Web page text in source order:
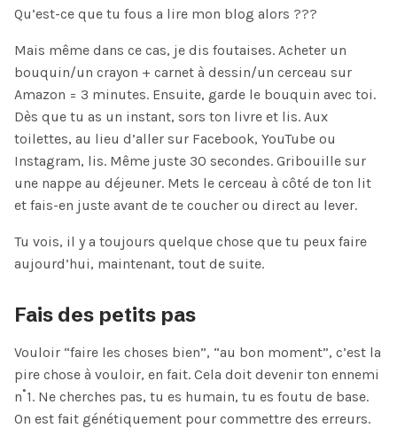
Qu’est-ce que tu fous a lire mon blog alors ???
Mais même dans ce cas, je dis foutaises. Acheter un
bouquin/un crayon + carnet à dessin/un cerceau sur
Amazon = 3 minutes. Ensuite, garde le bouquin avec toi.
Dès que tu as un instant, sors ton livre et lis. Aux
toilettes, au lieu d’aller sur Facebook, YouTube ou
Instagram, lis. Même juste 30 secondes. Gribouille sur
une nappe au déjeuner. Mets le cerceau à côté de ton lit
et fais-en juste avant de te coucher ou direct au lever.
Tu vois, il y a toujours quelque chose que tu peux faire
aujourd’hui, maintenant, tout de suite.
Fais des petits pas
Vouloir “faire les choses bien”, “au bon moment”, c’est la
pire chose à vouloir, en fait. Cela doit devenir ton ennemi
n˚1. Ne cherches pas, tu es humain, tu es foutu de base.
On est fait génétiquement pour commettre des erreurs.